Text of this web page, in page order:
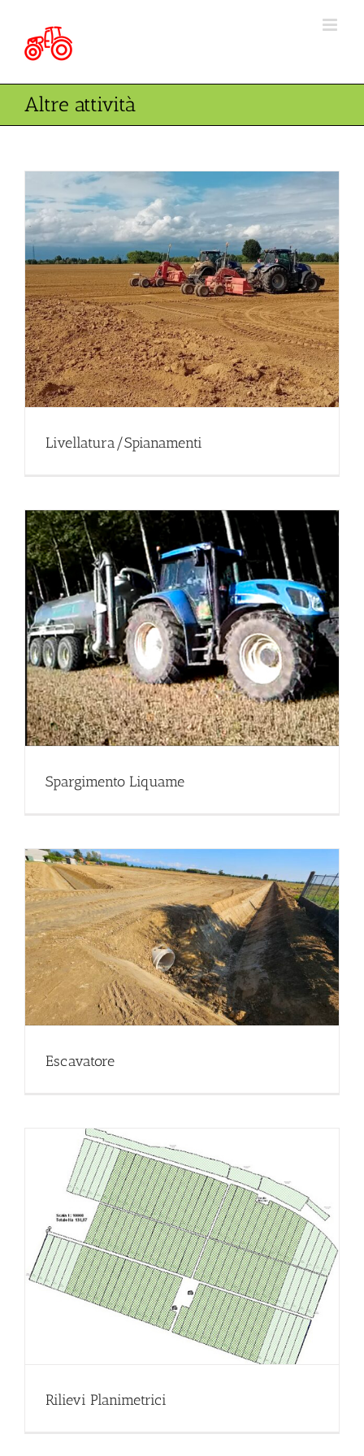
contenuto
Altre attività
Livellatura/Spianamenti
Spargimento Liquame
Escavatore
Rilievi Planimetrici